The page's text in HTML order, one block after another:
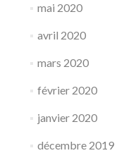
mai 2020
avril 2020
mars 2020
février 2020
janvier 2020
décembre 2019